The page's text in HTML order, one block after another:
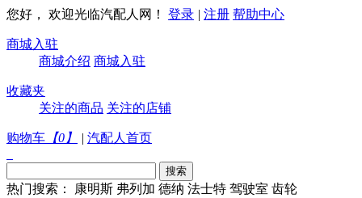
您好， 欢迎光临汽配人网！ 登录 | 注册 帮助中心
商城入驻
商城介绍 商城入驻
收藏夹
关注的商品 关注的店铺
购物车 【0 】 | 汽配人首页
热门搜索： 康明斯 弗列加 德纳 法士特 驾驶室 齿轮